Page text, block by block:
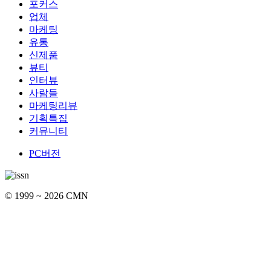
포커스
업체
마케팅
유통
신제품
뷰티
인터뷰
사람들
마케팅리뷰
기획특집
커뮤니티
PC버전
© 1999 ~ 2026 CMN